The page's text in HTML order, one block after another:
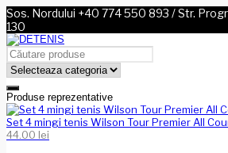
Sos. Nordului +40 774 550 893 / Str.
130
Produse reprezentative
Set 4 mingi tenis Wilson Tour Premier All
44.00 lei